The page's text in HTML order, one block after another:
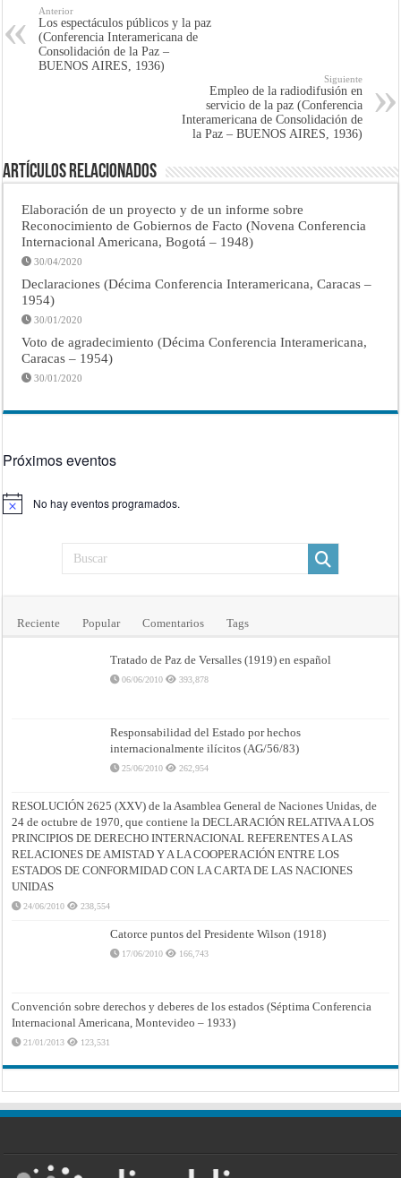
Anterior
Los espectáculos públicos y la paz
(Conferencia Interamericana de
Consolidación de la Paz –
BUENOS AIRES, 1936)
Siguiente
Empleo de la radiodifusión en
servicio de la paz (Conferencia
Interamericana de Consolidación de
la Paz – BUENOS AIRES, 1936)
Artículos Relacionados
Elaboración de un proyecto y de un informe sobre
Reconocimiento de Gobiernos de Facto (Novena Conferencia
Internacional Americana, Bogotá – 1948)
30/04/2020
Declaraciones (Décima Conferencia Interamericana, Caracas –
1954)
30/01/2020
Voto de agradecimiento (Décima Conferencia Interamericana,
Caracas – 1954)
30/01/2020
Próximos eventos
Aviso No hay eventos programados.
Reciente Popular Comentarios Tags
Tratado de Paz de Versalles (1919) en español
06/06/2010 393,878
Responsabilidad del Estado por hechos
internacionalmente ilícitos (AG/56/83)
25/06/2010 262,954
RESOLUCIÓN 2625 (XXV) de la Asamblea General de Naciones Unidas, de
24 de octubre de 1970, que contiene la DECLARACIÓN RELATIVA A LOS
PRINCIPIOS DE DERECHO INTERNACIONAL REFERENTES A LAS
RELACIONES DE AMISTAD Y A LA COOPERACIÓN ENTRE LOS
ESTADOS DE CONFORMIDAD CON LA CARTA DE LAS NACIONES
UNIDAS
24/06/2010 238,554
Catorce puntos del Presidente Wilson (1918)
17/06/2010 166,743
Convención sobre derechos y deberes de los estados (Séptima Conferencia
Internacional Americana, Montevideo – 1933)
21/01/2013 123,531